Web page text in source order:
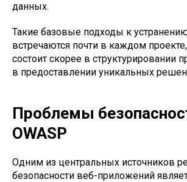
данных.
Такие базовые подходы к
встречаются почти в каждом
состоит скорее в структурировании
в предоставлении уникальных
Проблемы
OWASP
Одним из центральных источников
безопасности веб-приложений